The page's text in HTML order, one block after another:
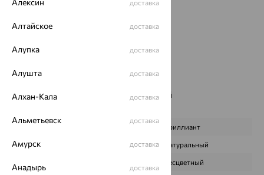
Страна происхождения:
РОССИЯ
Бренд:БРИЛЛИАНТЫ КОСТРОМЫ
Вес металла:
Наименование цвета вставки:
Бесцветный
Бриллиант
ПРОИСХОЖДЕНИЕ Натуральный
Бесцветный
Алексин доставка
Алтайское доставка
Алупка доставка
Алушта доставка
Алхан-Кала доставка
Альметьевск доставка
Амурск доставка
Анадырь доставка